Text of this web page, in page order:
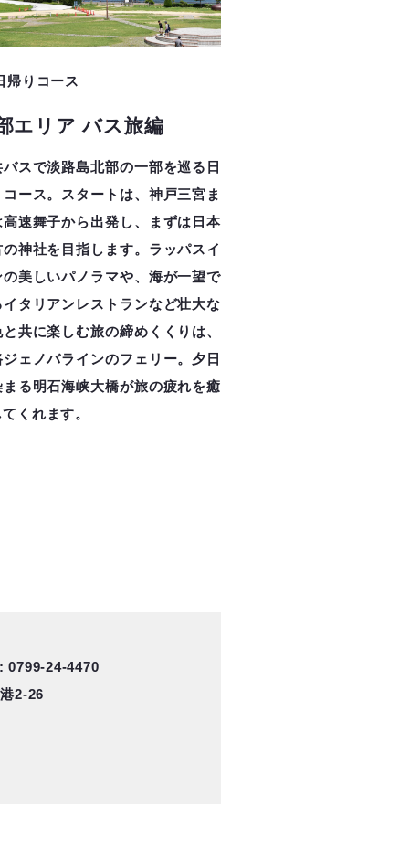
帰りコース
エリア バス旅編
バスで淡路島北部の一部を巡る日
コース。スタートは、神戸三宮ま
高速舞子から出発し、まずは日本
の神社を目指します。ラッパスイ
の美しいパノラマや、海が一望で
イタリアンレストランなど壮大な
共に楽しむ旅の締めくくりは、
ジェノバラインのフェリー。夕日
まる明石海峡大橋が旅の疲れを癒
くれます。
0799-24-4470
2-26